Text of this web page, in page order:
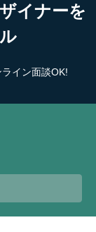
イナーを
ライン面談OK!